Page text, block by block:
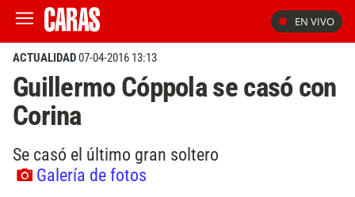
EN VIVO
ACTUALIDAD07-04-2016 13:13
Guillermo Cóppola se casó con
Corina
Se casó el último gran soltero
Galería de fotos